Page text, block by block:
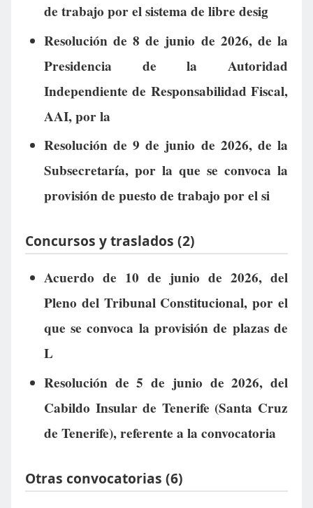
de trabajo por el sistema de libre desig
Resolución de 8 de junio de 2026, de la
Presidencia de la Autoridad
Independiente de Responsabilidad Fiscal,
AAI, por la
Resolución de 9 de junio de 2026, de la
Subsecretaría, por la que se convoca la
provisión de puesto de trabajo por el si
Concursos y traslados (2)
Acuerdo de 10 de junio de 2026, del
Pleno del Tribunal Constitucional, por el
que se convoca la provisión de plazas de
L
Resolución de 5 de junio de 2026, del
Cabildo Insular de Tenerife (Santa Cruz
de Tenerife), referente a la convocatoria
Otras convocatorias (6)